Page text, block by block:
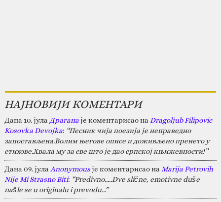
НАЈНОВИЈИ КОМЕНТАРИ
Дана 10. јула Драганаје коментарисао на Dragoljub Filipovic
Kosovka Devojka: “Песник чија поезија је неправедно
запостављена.Волим његове описе и доживљено пренето у
стихове.Хвала му за све што је дао српској књижевности!”
Дана 09. јула Anonymousје коментарисао на Marija Petrovih
Nije Mi Strasno Biti: “Predivno.....Dve slične, emotivne duše
našle se u originalu i prevodu...”